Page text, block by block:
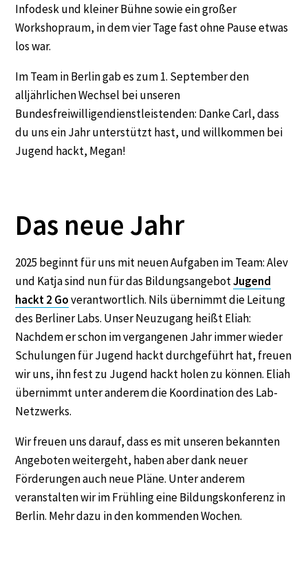
Infodesk und kleiner Bühne sowie ein großer
Workshopraum, in dem vier Tage fast ohne Pause etwas
los war.
Im Team in Berlin gab es zum 1. September den
alljährlichen Wechsel bei unseren
Bundesfreiwilligendienstleistenden: Danke Carl, dass
du uns ein Jahr unterstützt hast, und willkommen bei
Jugend hackt, Megan!
Das neue Jahr
2025 beginnt für uns mit neuen Aufgaben im Team: Alev
und Katja sind nun für das BildungsangebotJugend
hackt 2 Goverantwortlich. Nils übernimmt die Leitung
des Berliner Labs. Unser Neuzugang heißt Eliah:
Nachdem er schon im vergangenen Jahr immer wieder
Schulungen für Jugend hackt durchgeführt hat, freuen
wir uns, ihn fest zu Jugend hackt holen zu können. Eliah
übernimmt unter anderem die Koordination des Lab-
Netzwerks.
Wir freuen uns darauf, dass es mit unseren bekannten
Angeboten weitergeht, haben aber dank neuer
Förderungen auch neue Pläne. Unter anderem
veranstalten wir im Frühling eine Bildungskonferenz in
Berlin. Mehr dazu in den kommenden Wochen.